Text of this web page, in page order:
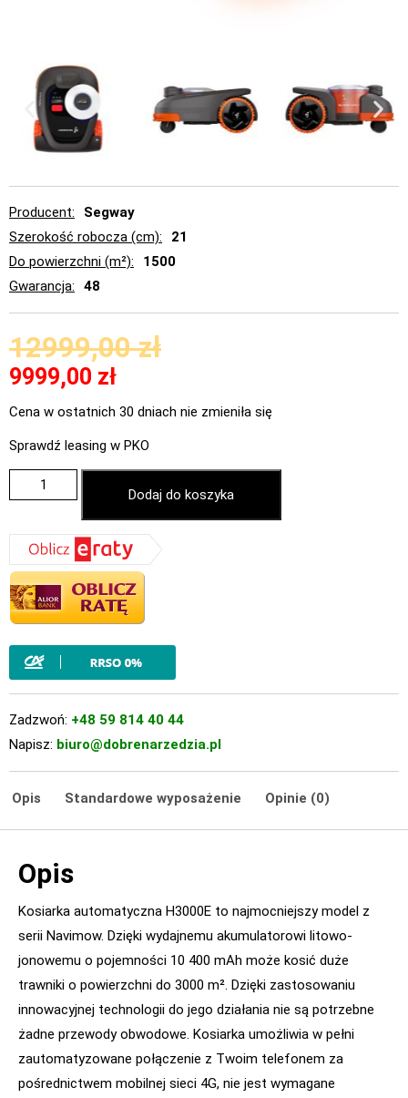
Producent
Segway
Szerokość robocza (cm)
21
Do powierzchni (m²)
1500
Gwarancja
48
12999,00zł
9999,00 zł
Cena w ostatnich 30 dniach nie zmieniła się
Sprawdź leasing w PKO
Dodaj do koszyka
Zadzwoń: +48 59 814 40 44
Napisz: biuro@dobrenarzedzia.pl
Opis Standardowe wyposażenie Opinie (0)
Opis
Kosiarka automatyczna H3000E to najmocniejszy model z
serii Navimow. Dzięki wydajnemu akumulatorowi litowo-
jonowemu o pojemności 10 400 mAh może kosić duże
trawniki o powierzchni do 3000 m². Dzięki zastosowaniu
innowacyjnej technologii do jego działania nie są potrzebne
żadne przewody obwodowe. Kosiarka umożliwia w pełni
zautomatyzowane połączenie z Twoim telefonem za
pośrednictwem mobilnej sieci 4G, nie jest wymagane